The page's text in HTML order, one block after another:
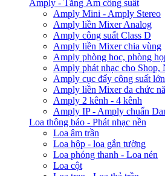
Amply - Tăng Âm công suất
Amply Mini - Amply Stereo
Amply liền Mixer Analog
Amply công suất Class D
Amply liền Mixer chia vùng
Amply phòng học, phòng
Amply phát nhạc cho Shop,
Amply cục đẩy công suất lớn
Amply liền Mixer đa chức
Amply 2 kênh - 4 kênh
Amply IP - Amply chuẩn
Loa thông báo - Phát nhạc nền
Loa âm trần
Loa hộp - loa gắn tường
Loa phóng thanh - Loa nén
Loa cột